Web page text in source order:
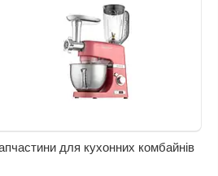
для кухонних комбайнів